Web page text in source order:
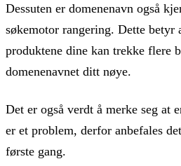
Dessuten er domenenavn også
søkemotor rangering. Dette betyr
produktene dine kan trekke flere
domenenavnet ditt nøye.
Det er også verdt å merke seg at
er et problem, derfor anbefales
første gang.